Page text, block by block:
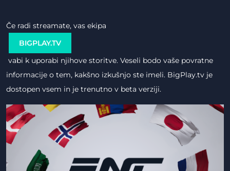
Če radi streamate, vas ekipa
BIGPLAY.TV
vabi k uporabi njihove storitve. Veseli bodo vaše povratne
informacije o tem, kakšno izkušnjo ste imeli. BigPlay.tv je
dostopen vsem in je trenutno v beta verziji.